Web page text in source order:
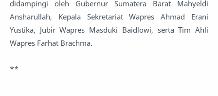
didampingi oleh Gubernur Sumatera Barat Mahyeldi
Ansharullah, Kepala Sekretariat Wapres Ahmad Erani
Yustika, Jubir Wapres Masduki Baidlowi, serta Tim Ahli
Wapres Farhat Brachma.
**